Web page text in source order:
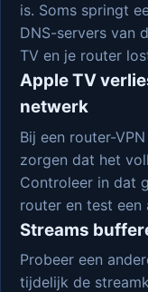
is. Soms springt
DNS-servers van
TV en je router
Apple TV
netwerk
Bij een router-
zorgen dat het
Controleer in dat
router en test een
Streams
Probeer een
tijdelijk de